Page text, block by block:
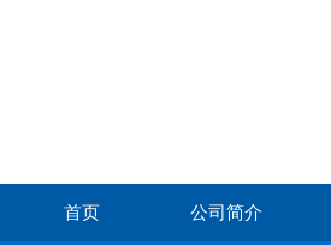
首页 公司简介